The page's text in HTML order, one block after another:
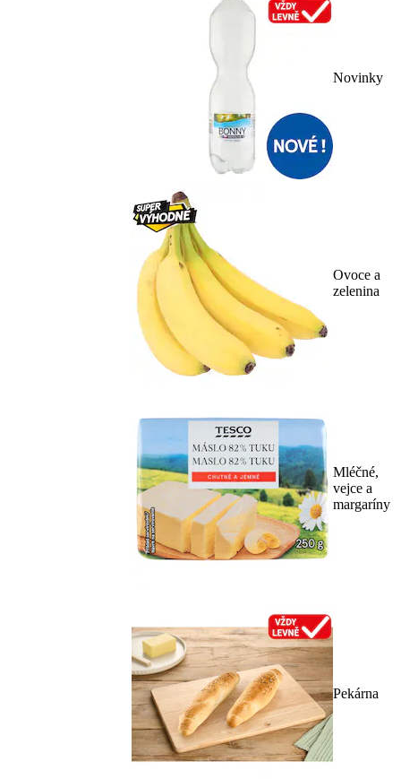
Novinky
Ovoce a
zelenina
Mléčné,
vejce a
margaríny
Pekárna